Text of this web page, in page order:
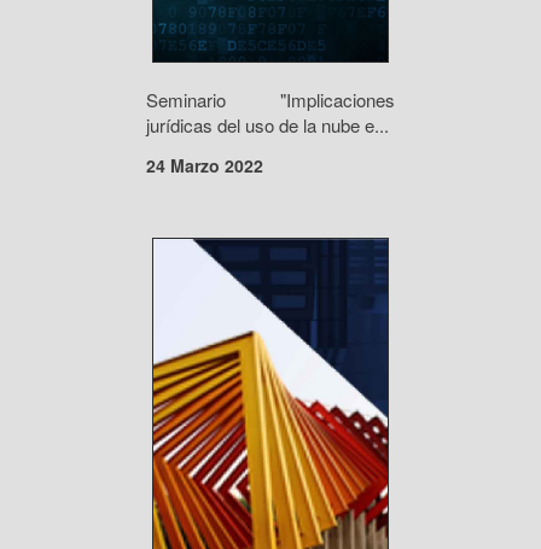
Seminario "Implicaciones
jurídicas del uso de la nube e...
24 Marzo 2022